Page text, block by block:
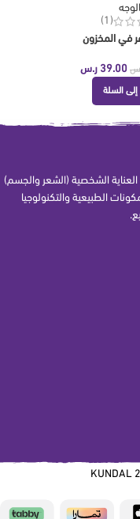
(1)
في المخزون
39.00 ر.س
إلى السلة
الشخصية (الشعر والجسم)
الطبيعية والتكنولوجيا